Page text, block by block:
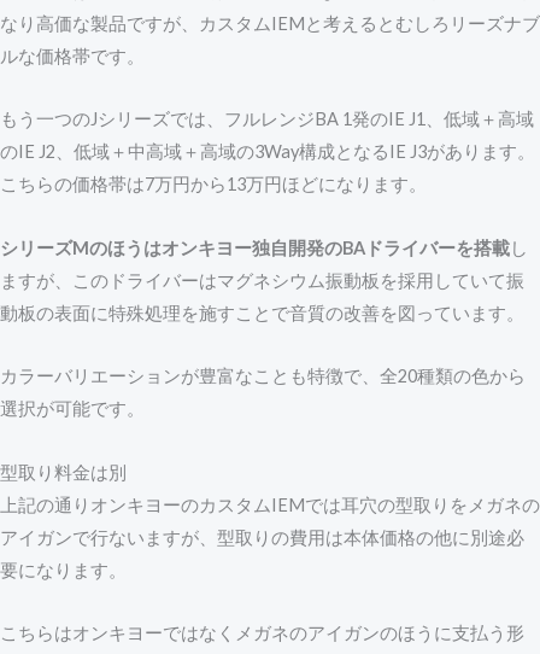
なり高価な製品ですが、カスタムIEMと考えるとむしろリーズナブ
ルな価格帯です。
もう一つのJシリーズでは、フルレンジBA 1発のIE J1、低域＋高域
のIE J2、低域＋中高域＋高域の3Way構成となるIE J3があります。
こちらの価格帯は7万円から13万円ほどになります。
シリーズMのほうはオンキヨー独自開発のBAドライバーを搭載し
ますが、このドライバーはマグネシウム振動板を採用していて振
動板の表面に特殊処理を施すことで音質の改善を図っています。
カラーバリエーションが豊富なことも特徴で、全20種類の色から
選択が可能です。
型取り料金は別
上記の通りオンキヨーのカスタムIEMでは耳穴の型取りをメガネの
アイガンで行ないますが、型取りの費用は本体価格の他に別途必
要になります。
こちらはオンキヨーではなくメガネのアイガンのほうに支払う形